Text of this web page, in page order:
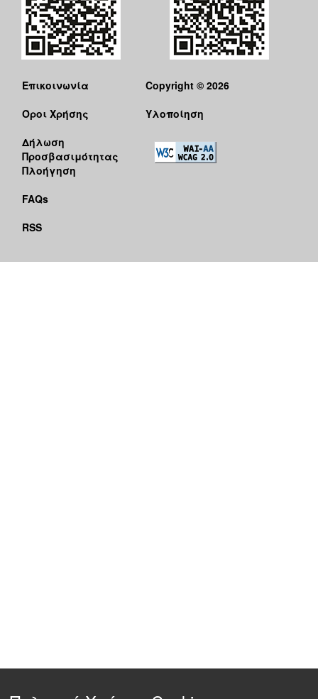
Επικοινωνία
Όροι Χρήσης
Δήλωση
Προσβασιμότητας
Πλοήγηση
FAQs
RSS
Copyright © 2026
Υλοποίηση